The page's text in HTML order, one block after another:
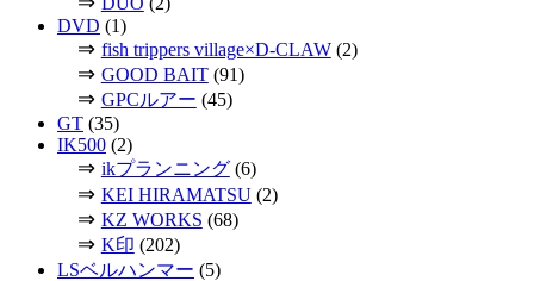
DVD (1)
⇒ fish trippers village×D-CLAW(2)
⇒ GOOD BAIT(91)
⇒ GPCルアー (45)
GT (35)
IK500 (2)
⇒ ikプランニング(6)
⇒ KEI HIRAMATSU(2)
⇒ KZ WORKS (68)
⇒ K印 (202)
LSベルハンマー (5)